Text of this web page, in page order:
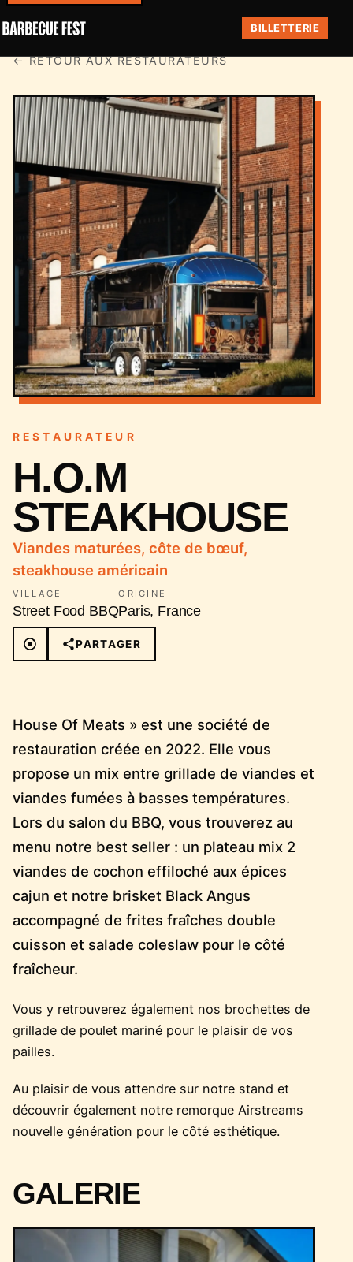
BILLETTERIE
← RETOUR AUX RESTAURATEURS
RESTAURATEUR
H.O.M
STEAKHOUSE
Viandes maturées, côte de bœuf,
steakhouse américain
VILLAGE
Street Food BBQ
ORIGINE
Paris, France
PARTAGER
House Of Meats » est une société de
restauration créée en 2022. Elle vous
propose un mix entre grillade de viandes et
viandes fumées à basses températures.
Lors du salon du BBQ, vous trouverez au
menu notre best seller : un plateau mix 2
viandes de cochon effiloché aux épices
cajun et notre brisket Black Angus
accompagné de frites fraîches double
cuisson et salade coleslaw pour le côté
fraîcheur.
Vous y retrouverez également nos brochettes de
grillade de poulet mariné pour le plaisir de vos
pailles.
Au plaisir de vous attendre sur notre stand et
découvrir également notre remorque Airstreams
nouvelle génération pour le côté esthétique.
GALERIE